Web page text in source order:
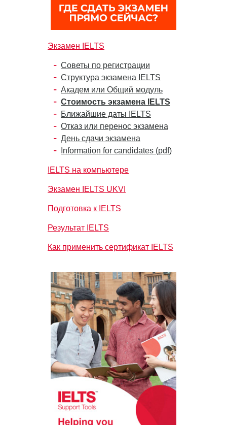
Экзамен IELTS
Советы по регистрации
Структура экзамена IELTS
Академ или Общий модуль
Стоимость экзамена IELTS
Ближайшие даты IELTS
Отказ или перенос экзамена
День сдачи экзамена
Information for candidates (pdf)
IELTS на компьютере
Экзамен IELTS UKVI
Подготовка к IELTS
Результат IELTS
Как применить сертификат IELTS